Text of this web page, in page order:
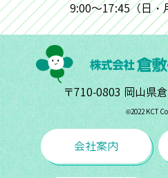
9:00～17:45（日・
〒710-0803 岡山県
©︎2022 KCT
会社案内